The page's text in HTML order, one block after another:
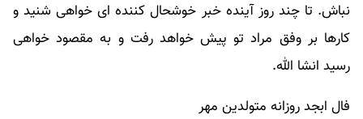
نباش. تا چند روز آینده خبر خوشحال کننده ای خواهی شنید و
کارها بر وفق مراد تو پیش خواهد رفت و به مقصود خواهی
رسید انشا الله.
فال ابجد روزانه متولدین مهر